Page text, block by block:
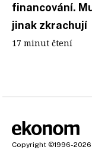
financování.
jinak zkrachují
17 minut čtení
Copyright ©1996-2026